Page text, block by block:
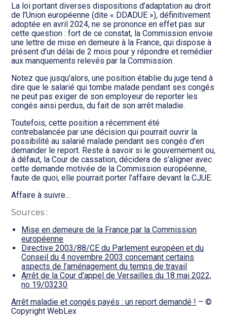
La loi portant diverses dispositions d’adaptation au droit
de l’Union européenne (dite « DDADUE »), définitivement
adoptée en avril 2024, ne se prononce en effet pas sur
cette question : fort de ce constat, la Commission envoie
une lettre de mise en demeure à la France, qui dispose à
présent d’un délai de 2 mois pour y répondre et remédier
aux manquements relevés par la Commission.
Notez que jusqu’alors, une position établie du juge tend à
dire que le salarié qui tombe malade pendant ses congés
ne peut pas exiger de son employeur de reporter les
congés ainsi perdus, du fait de son arrêt maladie.
Toutefois, cette position a récemment été
contrebalancée par une décision qui pourrait ouvrir la
possibilité au salarié malade pendant ses congés d’en
demander le report. Reste à savoir si le gouvernement ou,
à défaut, la Cour de cassation, décidera de s’aligner avec
cette demande motivée de la Commission européenne,
faute de quoi, elle pourrait porter l’affaire devant la CJUE.
Affaire à suivre…
Sources :
Mise en demeure de la France par la Commission
européenne
Directive 2003/88/CE du Parlement européen et du
Conseil du 4 novembre 2003 concernant certains
aspects de l’aménagement du temps de travail
Arrêt de la Cour d’appel de Versailles du 18 mai 2022,
no 19/03230
Arrêt maladie et congés payés : un report demandé ! – ©
Copyright WebLex